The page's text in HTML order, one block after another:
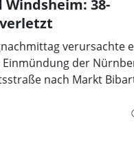
Windsheim: 38-
verursachte
Einmündung der
nach Markt